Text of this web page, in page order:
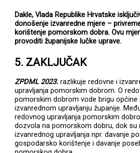
Dakle, Vlada Republike Hrvatske
donošenje izvanredne mjere –
korištenje pomorskom dobra. Ovu
provoditi županijske lučke uprave.
5. ZAKLJUČAK
ZPDML 2023. razlikuje redovne i
upravljanja pomorskim dobrom. O
pomorskim dobrom vode brigu općine
izvanrednom upravljanju županije.
redovnog upravljanja pomorskim
dozvola na pomorskom dobru, dok su
izvanrednog upravljanja npr. davanje
gospodarsko korištenje i davanje